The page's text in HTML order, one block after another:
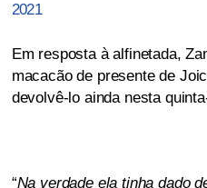
2021
Em resposta à alfinetada,
macacão de presente de
devolvê-lo ainda nesta
“Na verdade ela tinha dado